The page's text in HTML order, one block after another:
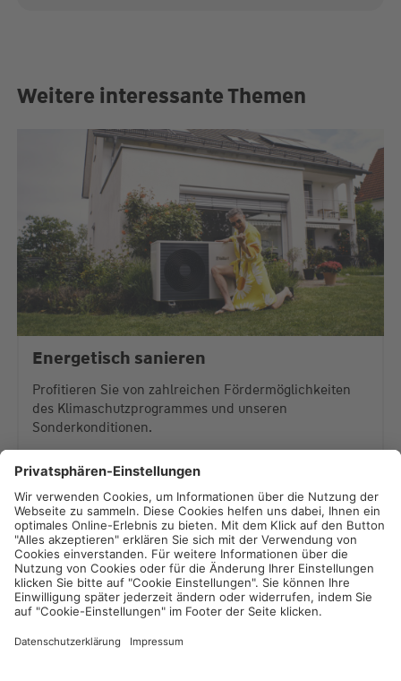
Weitere interessante Themen
Energetisch sanieren
Profitieren Sie von zahlreichen Fördermöglichkeiten
des Klimaschutzprogrammes und unseren
Sonderkonditionen.
Impressum